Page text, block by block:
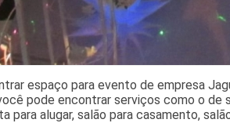
espaço para evento de empresa
pode encontrar serviços como o
para alugar, salão para casamento,